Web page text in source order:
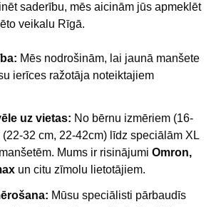
saderību, mēs aicinām jūs apmeklēt
veikalu Rīgā.
Mēs nodrošinām, lai jaunā manšete
ierīces ražotāja noteiktajiem
uz vietas: No bērnu izmēriem (16-
32 cm, 22-42cm) līdz speciālām XL
Mums ir risinājumi Omron,
un citu zīmolu lietotājiem.
Mūsu speciālisti pārbaudīs